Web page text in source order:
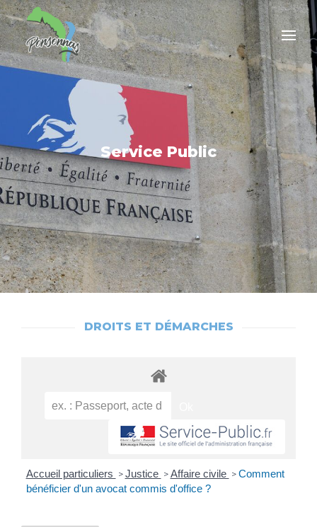
Service Public
DROITS ET DÉMARCHES
Accueil particuliers > Justice > Affaire civile > Comment
bénéficier d'un avocat commis d'office ?